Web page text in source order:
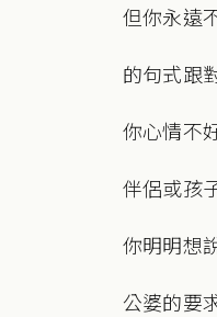
但你永遠
的句式跟
你心情不
伴侶或孩
你明明想
公婆的要